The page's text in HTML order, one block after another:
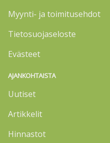
Myynti- ja toimitusehdot
Tietosuojaseloste
Evästeet
AJANKOHTAISTA
Uutiset
Artikkelit
Hinnastot